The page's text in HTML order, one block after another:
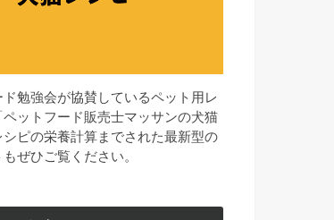
勉強会が協賛しているペット用レ
ペットフード販売士マッサンの犬猫
シピの栄養計算までされた最新型の
ぜひご覧ください。